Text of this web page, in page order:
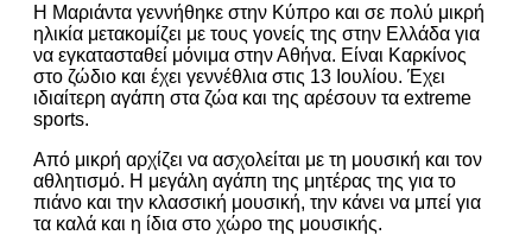
Η Μαριάντα γεννήθηκε στην Κύπρο και σε πολύ μικρή
ηλικία μετακομίζει με τους γονείς της στην Ελλάδα για
να εγκατασταθεί μόνιμα στην Αθήνα. Είναι Καρκίνος
στο ζώδιο και έχει γεννέθλια στις 13 Ιουλίου. Έχει
ιδιαίτερη αγάπη στα ζώα και της αρέσουν τα extreme
sports.
Από μικρή αρχίζει να ασχολείται με τη μουσική και τον
αθλητισμό. Η μεγάλη αγάπη της μητέρας της για το
πιάνο και την κλασσική μουσική, την κάνει να μπεί για
τα καλά και η ίδια στο χώρο της μουσικής.